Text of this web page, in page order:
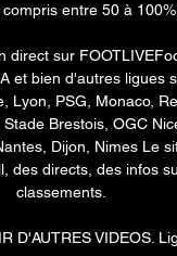
entre 50 à 100%
direct sur
et bien d'autres ligues
Lyon, PSG, Monaco,
Brestois, OGC
Dijon, Nimes Le
des directs, des infos
classements.
D'AUTRES VIDEOS.